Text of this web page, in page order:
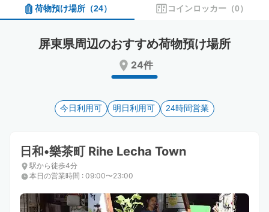
and
date.
the
keyboard
shortcuts
for
changing
dates.
and
a
date.
mark
key
the
keyboard
for
changing
dates.
荷物預け場所 （24） コインロッカー （0）
屏東県周辺のおすすめ荷物預け場所
24件
今日利用可 明日利用可 24時間営業
日和•樂茶町 Rihe Lecha Town
駅から徒歩4分
本日の営業時間 : 09:00〜23:00